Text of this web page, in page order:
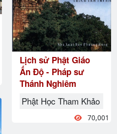
Lịch sử Phật Giáo
Ấn Độ - Pháp sư
Thánh Nghiêm
Phật Học Tham Khảo
70,001